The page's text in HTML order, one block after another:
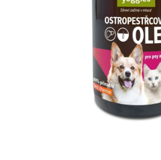
VÝMĚNA, VRÁCENÍ A REKLAMACE